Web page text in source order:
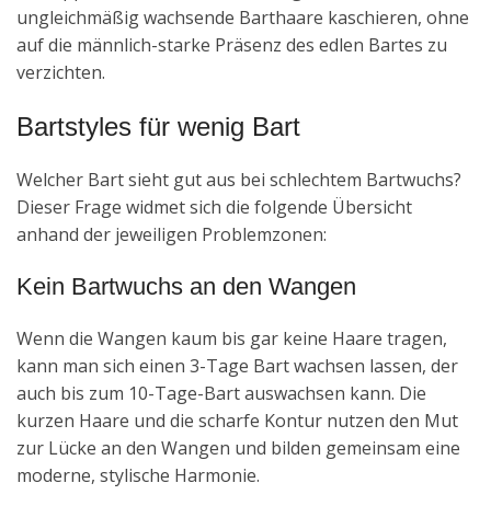
ungleichmäßig wachsende Barthaare kaschieren, ohne
auf die männlich-starke Präsenz des edlen Bartes zu
verzichten.
Bartstyles für wenig Bart
Welcher Bart sieht gut aus bei schlechtem Bartwuchs?
Dieser Frage widmet sich die folgende Übersicht
anhand der jeweiligen Problemzonen:
Kein Bartwuchs an den Wangen
Wenn die Wangen kaum bis gar keine Haare tragen,
kann man sich einen 3-Tage Bart wachsen lassen, der
auch bis zum 10-Tage-Bart auswachsen kann. Die
kurzen Haare und die scharfe Kontur nutzen den Mut
zur Lücke an den Wangen und bilden gemeinsam eine
moderne, stylische Harmonie.